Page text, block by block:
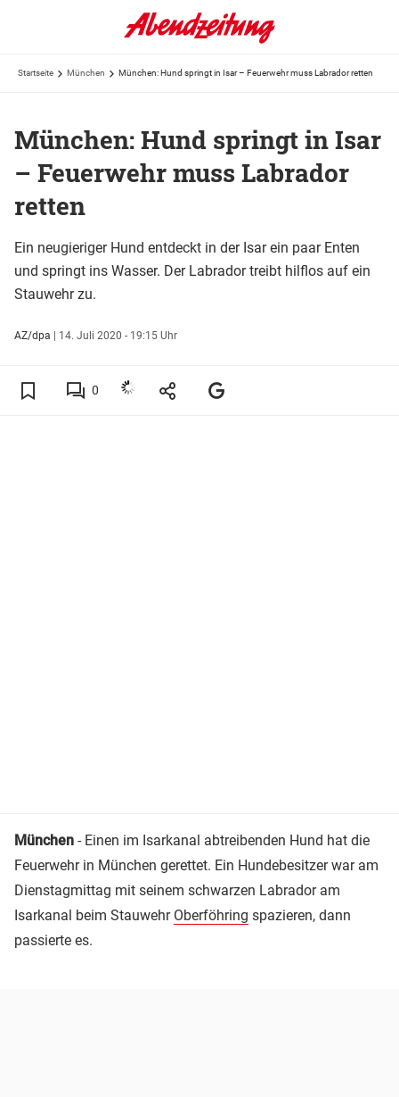
Startseite München München: Hund springt in Isar – Feuerwehr muss Labrador retten
München: Hund springt in Isar
– Feuerwehr muss Labrador
retten
Ein neugieriger Hund entdeckt in der Isar ein paar Enten
und springt ins Wasser. Der Labrador treibt hilflos auf ein
Stauwehr zu.
AZ/dpa | 14. Juli 2020 - 19:15 Uhr
0
München - Einen im Isarkanal abtreibenden Hund hat die
Feuerwehr in München gerettet. Ein Hundebesitzer war am
Dienstagmittag mit seinem schwarzen Labrador am
Isarkanal beim Stauwehr Oberföhring spazieren, dann
passierte es.